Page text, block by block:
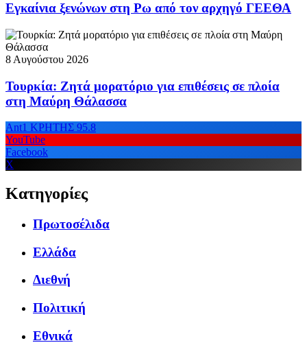
Εγκαίνια ξενώνων στη Ρω από τον αρχηγό ΓΕΕΘΑ
8 Αυγούστου 2026
Τουρκία: Ζητά μορατόριο για επιθέσεις σε πλοία
στη Μαύρη Θάλασσα
Ant1 ΚΡΗΤΗΣ 95.8
YouTube
Facebook
X
Κατηγορίες
Πρωτοσέλιδα
Ελλάδα
Διεθνή
Πολιτική
Εθνικά